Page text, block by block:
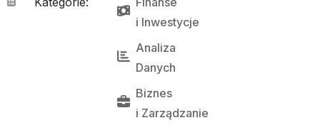
i Inwestycje
Analiza
Danych
Biznes
i Zarządzanie